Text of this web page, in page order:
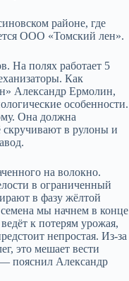
районе, где
ООО «Томский лен».
На полях работает 5
Как
Александр Ермолин,
особенности.
Она должна
скручивают в рулоны и
на волокно.
в ограниченный
в фазу жёлтой
мы начнем в конце
к потерям урожая,
непростая. Из-за
это мешает вести
пояснил Александр